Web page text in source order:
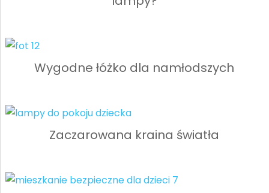
Wygodne łóżko dla namłodszych
Zaczarowana kraina światła